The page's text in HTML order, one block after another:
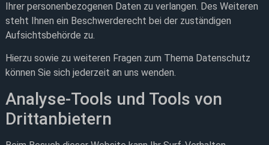
Ihrer personenbezogenen Daten zu verlangen. Des Weiteren
steht Ihnen ein Beschwerderecht bei der zuständigen
Aufsichtsbehörde zu.
Hierzu sowie zu weiteren Fragen zum Thema Datenschutz
können Sie sich jederzeit an uns wenden.
Analyse-Tools und Tools von
Dritt­anbietern